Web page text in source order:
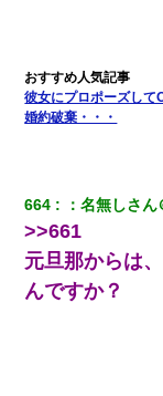
てよ！気持ち悪い
んできて・・・
彼女にプロポーズして
婚約破棄・・・
664 ：名無しさん
>>661
元旦那からは
んですか？